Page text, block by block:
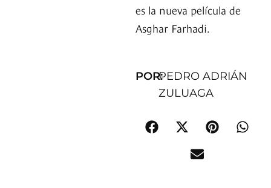
es la nueva película de
Asghar Farhadi.
POR:PEDRO ADRIÁN
ZULUAGA